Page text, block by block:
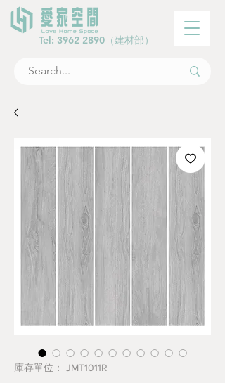
Tel: 3962 2890 （建材部）
庫存單位： JMT1011R